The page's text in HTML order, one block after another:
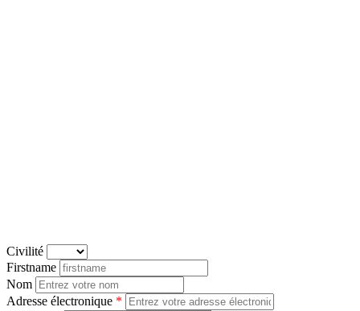
Civilité
Firstname
Nom
Adresse électronique *